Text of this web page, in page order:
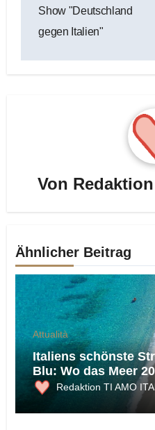
Show "Deutschland
gegen Italien"
Von
Ähnlicher Beitrag
Attualità
Italiens schönste
Blu: Wo das Meer
ist
Redaktion TI AMO